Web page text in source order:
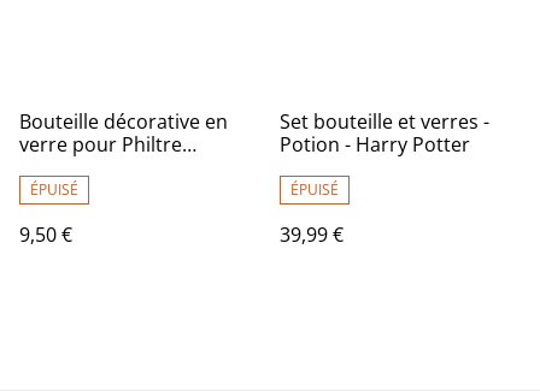
Bouteille décorative en
verre pour Philtre
ÉPUISÉ
9,50 €
Set bouteille et verres -
Potion - Harry Potter
ÉPUISÉ
39,99 €